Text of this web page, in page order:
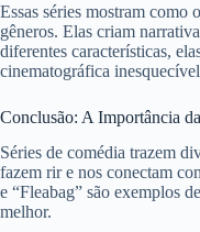
Essas séries mostram como
gêneros. Elas criam
diferentes características,
cinematográfica
Conclusão: A Importância
Séries de comédia trazem
fazem rir e nos conectam
e “Fleabag” são exemplos
melhor.